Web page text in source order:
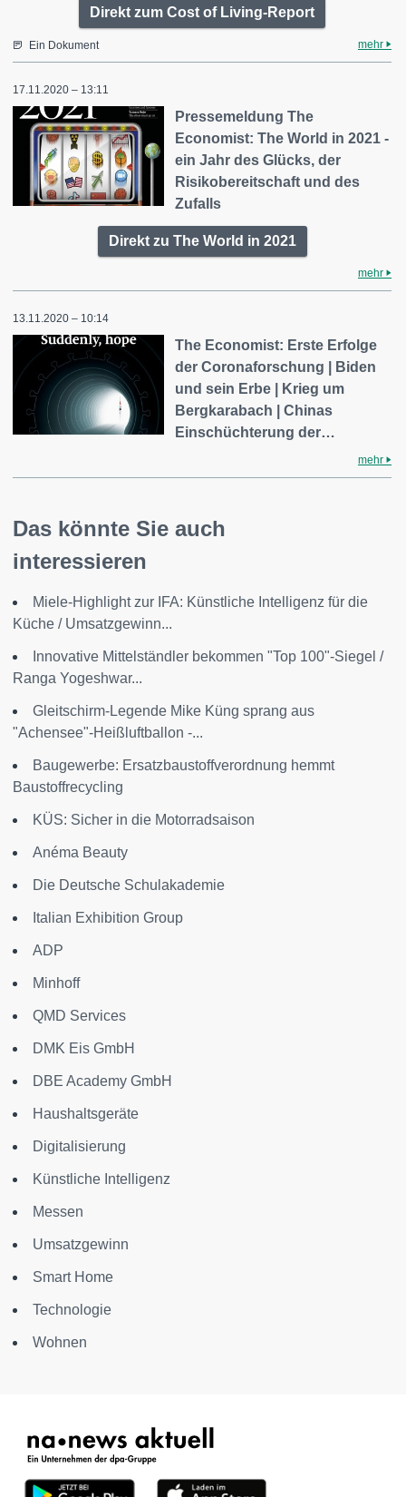
Direkt zum Cost of Living-Report
Ein Dokument mehr
17.11.2020 – 13:11
Pressemeldung The
Economist: The World in 2021 -
ein Jahr des Glücks, der
Risikobereitschaft und des
Zufalls
Direkt zu The World in 2021
mehr
13.11.2020 – 10:14
The Economist: Erste Erfolge
der Coronaforschung | Biden
und sein Erbe | Krieg um
Bergkarabach | Chinas
Einschüchterung der…
mehr
Das könnte Sie auch
interessieren
Miele-Highlight zur IFA: Künstliche Intelligenz für die
Küche / Umsatzgewinn...
Innovative Mittelständler bekommen "Top 100"-Siegel /
Ranga Yogeshwar...
Gleitschirm-Legende Mike Küng sprang aus
"Achensee"-Heißluftballon -...
Baugewerbe: Ersatzbaustoffverordnung hemmt
Baustoffrecycling
KÜS: Sicher in die Motorradsaison
Anéma Beauty
Die Deutsche Schulakademie
Italian Exhibition Group
ADP
Minhoff
QMD Services
DMK Eis GmbH
DBE Academy GmbH
Haushaltsgeräte
Digitalisierung
Künstliche Intelligenz
Messen
Umsatzgewinn
Smart Home
Technologie
Wohnen